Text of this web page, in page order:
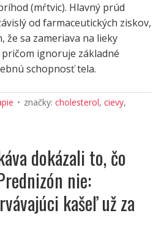
(mŕtvic). Hlavný prúd
od farmaceutických ziskov,
že sa zameriava na lieky
ignoruje základné
schopnosť tela.
značky: cholesterol, cievy,
dokázali to, čo
nie:
kašeľ už za